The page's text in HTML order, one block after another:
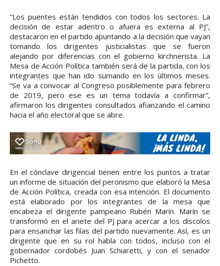
“Los puentes están tendidos con todos los sectores. La
decisión de estar adentro o afuera es externa al PJ”,
destacaron en el partido apuntando a la decisión que vayan
tomando los dirigentes justicialistas que se fueron
alejando por diferencias con el gobierno kirchnerista. La
Mesa de Acción Política también será de la partida, con los
integrantes que han ido sumando en los últimos meses.
“Se va a convocar al Congreso posiblemente para febrero
de 2019, pero ese es un tema todavía a confirmar”,
afirmaron los dirigentes consultados afianzando el camino
hacia el año electoral que se abre.
En el cónclave dirigencial tienen entre los puntos a tratar
un informe de situación del peronismo que elaboró la Mesa
de Acción Política, creada con esa intención. El documento
está elaborado por los integrantes de la mesa que
encabeza el dirigente pampeano Rubén Marín. Marín se
transformó en el ariete del PJ para acercar a los díscolos
para ensanchar las filas del partido nuevamente. Así, es un
dirigente que en su rol habla con todos, incluso con el
gobernador cordobés Juan Schiaretti, y con el senador
Pichetto.